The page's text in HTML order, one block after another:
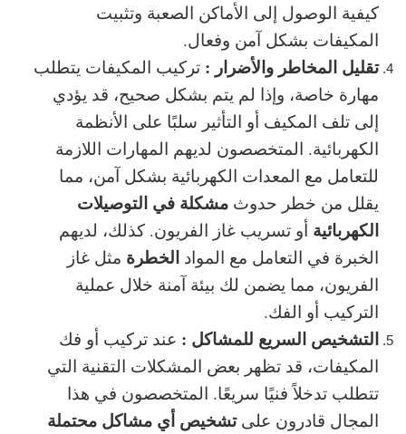
كيفية الوصول إلى الأماكن الصعبة وتثبيت
المكيفات بشكل آمن وفعال.
تقليل المخاطر والأضرار : تركيب المكيفات يتطلب
مهارة خاصة، وإذا لم يتم بشكل صحيح، قد يؤدي
إلى تلف المكيف أو التأثير سلبًا على الأنظمة
الكهربائية. المتخصصون لديهم المهارات اللازمة
للتعامل مع المعدات الكهربائية بشكل آمن، مما
يقلل من خطر حدوث مشكلة في التوصيلات
الكهربائية أو تسريب غاز الفريون. كذلك، لديهم
الخبرة في التعامل مع المواد الخطرة مثل غاز
الفريون، مما يضمن لك بيئة آمنة خلال عملية
التركيب أو الفك.
التشخيص السريع للمشاكل : عند تركيب أو فك
المكيفات، قد تظهر بعض المشكلات التقنية التي
تتطلب تدخلاً فنيًا سريعًا. المتخصصون في هذا
المجال قادرون علىتشخيص أي مشاكل محتملة